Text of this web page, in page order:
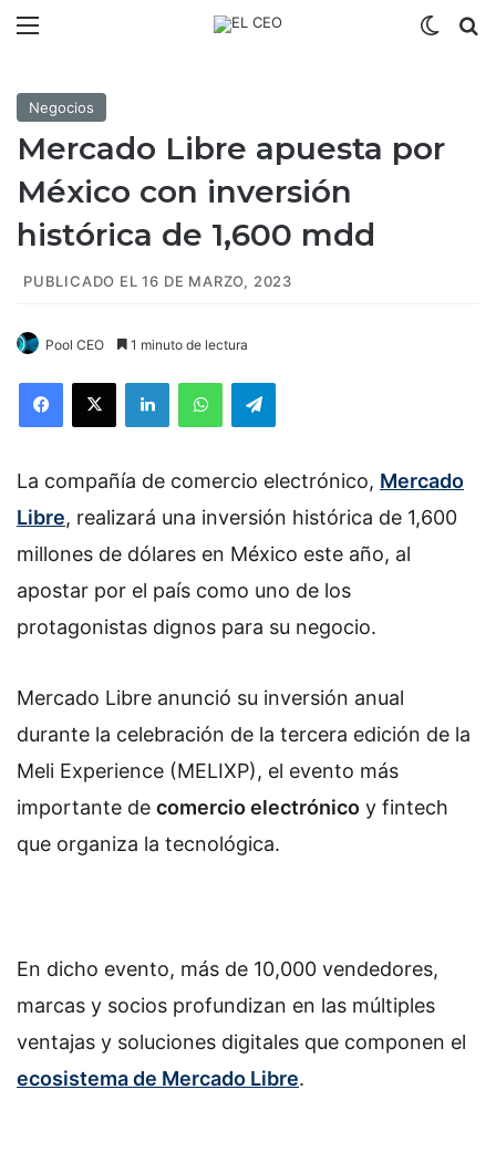
Negocios
Mercado Libre apuesta por
México con inversión
histórica de 1,600 mdd
PUBLICADO EL 16 DE MARZO, 2023
Pool CEO 1 minuto de lectura
La compañía de comercio electrónico, Mercado
Libre, realizará una inversión histórica de 1,600
millones de dólares en México este año, al
apostar por el país como uno de los
protagonistas dignos para su negocio.
Mercado Libre anunció su inversión anual
durante la celebración de la tercera edición de la
Meli Experience (MELIXP), el evento más
importante de comercio electrónico y fintech
que organiza la tecnológica.
En dicho evento, más de 10,000 vendedores,
marcas y socios profundizan en las múltiples
ventajas y soluciones digitales que componen el
ecosistema de Mercado Libre.